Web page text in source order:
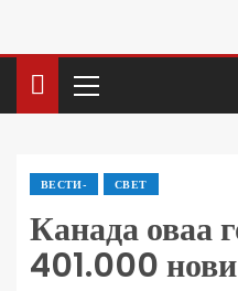
ВЕСТИ- СВЕТ
Канада оваа
401.000